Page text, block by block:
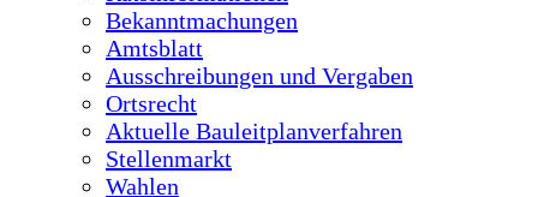
Bekanntmachungen
Amtsblatt
Ausschreibungen und Vergaben
Ortsrecht
Aktuelle Bauleitplanverfahren
Stellenmarkt
Wahlen